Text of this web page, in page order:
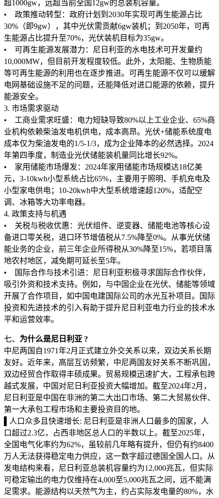
超1000gw，远超当前全国12gw的总装机容量。
• 政策推动转型：政府计划到2030年实现可再生能源占比
30%（即9gw），其中光伏需贡献6gw装机；到2050年，可再
生能源占比提升至70%，光伏装机目标为35gw。
• 可再生能源发展潜力：尼日利亚的水电技术可开发量约
10,000MW，但目前开发程度较低。此外，太阳能、生物质能
等可再生能源的利用也在逐步推进。可再生能源不仅可以缓解
电网基础设施不足的问题，还能降低对进口能源的依赖，提升
能源安全。
3. 市场需求驱动
• 工商业需求旺盛：电力短缺导致80%以上工业企业、65%商
业机构依赖柴油发电机供电，成本高昂。光伏+储能系统度电
成本仅为柴油发电的1/5-1/3，成为企业降本的必然选择。2024
年第四季度，制造业光伏储能装机量同比增长92%。
• 家用储能市场爆发：2024年家用储能市场规模达18亿美
元，3-10kwh小型系统占比65%，主要用于照明、手机充电及
小型家电供电；10-20kwh中大型系统增速超120%，适配空
调、冰箱等大功率电器。
4. 政策支持与机遇
• 关税与税收优惠：光伏组件、逆变器、储能电池等核心设
备进口零关税，进口环节增值税从7.5%降至0%。从事光伏储
能业务的企业，前三年企业所得税从30%降至15%，若项目落
地农村地区，减免期可延长至5年。
• 国际合作与技术引进：尼日利亚积极寻求国际合作伙伴，
吸引外资和技术支持。例如，与中国企业在光伏、储能等领域
开展了合作项目，如中国电建国际公司的水光互补项目。国际
投资和先进技术的引入有助于提升尼日利亚电力行业的技术水
平和运营效率。
七、 为什么是尼日利亚 ?
中尼两国自1971年2月正式建立外交关系以来，双边关系长期
友好。近年来，高层互访频繁，中尼两国友好关系不断巩固，
双边经贸合作取得丰硕成果。贸易规模迅速扩大，工程承包跨
越式发展，中国对尼日利亚投资大幅增加。截至2024年2月，
尼日利亚是中国在非洲的第二大出口市场、第二大贸易伙伴、
第一大承包工程市场和主要投资目的地。
▌人口众多且快速增长: 尼日利亚是非洲人口最多的国家，人
口超过2.3亿，占西非地区总人口的半数以上。截至2025年，
全国电气化率约为62%，虽较前几年略有提升，但仍有约8400
万人无法获得稳定电力供应，这一数字超过德国全国人口。从
发电结构来看，尼日利亚总装机容量约为12,000兆瓦，但实际
可稳定输出的电力仅维持在4,000至5,000兆瓦之间，远不能满
足需求。能源结构以天然气为主，约占实际发电量的80%，水